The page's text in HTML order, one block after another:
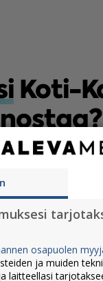
Koti-
Kalevan
markkina-
Pohjois-
osapuolen
ja muiden
laitteellasi